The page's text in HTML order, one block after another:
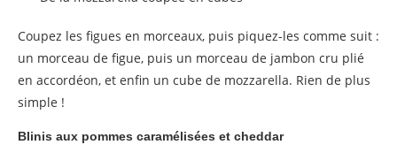
Coupez les figues en morceaux, puis piquez-les comme suit :
un morceau de figue, puis un morceau de jambon cru plié
en accordéon, et enfin un cube de mozzarella. Rien de plus
simple !
Blinis aux pommes caramélisées et cheddar